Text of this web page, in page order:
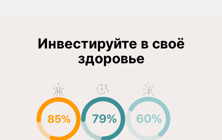
Инвестируйте в своё
здоровье